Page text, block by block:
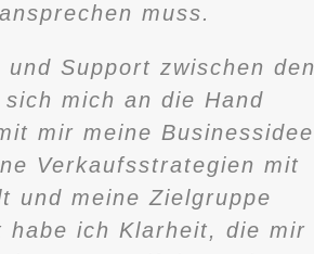
muss.
Support zwischen den
mich an die Hand
mir meine Businessidee
Verkaufsstrategien mit
und meine Zielgruppe
ich Klarheit, die mir